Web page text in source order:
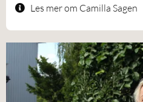
Les mer om Camilla Sagen